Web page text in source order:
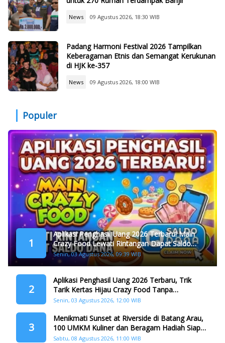
News 09 Agustus 2026, 18:30 WIB
Padang Harmoni Festival 2026 Tampilkan
Keberagaman Etnis dan Semangat Kerukunan
di HJK ke-357
News 09 Agustus 2026, 18:00 WIB
Populer
1
Aplikasi Penghasil Uang 2026 Terbaru! Main
Crazy Food Lewati Rintangan Dapat Saldo
Dana
Senin, 03 Agustus 2026, 09:39 WIB
2
Aplikasi Penghasil Uang 2026 Terbaru, Trik
Tarik Kertas Hijau Crazy Food Tanpa
Penggandaan
Senin, 03 Agustus 2026, 12:00 WIB
3
Menikmati Sunset at Riverside di Batang Arau,
100 UMKM Kuliner dan Beragam Hadiah Siap
Memanjakan Warga di Momen HJK Padang
Sabtu, 08 Agustus 2026, 11:00 WIB